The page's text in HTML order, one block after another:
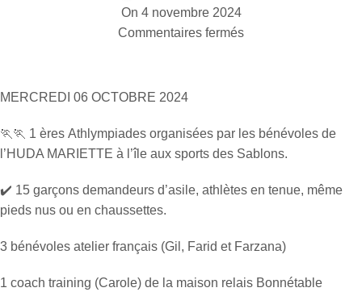
On 4 novembre 2024
Commentaires fermés
MERCREDI 06 OCTOBRE 2024
🏃🏃 1 ères Athlympiades organisées par les bénévoles de
l’HUDA MARIETTE à l’île aux sports des Sablons.
✔️ 15 garçons demandeurs d’asile, athlètes en tenue, même
pieds nus ou en chaussettes.
3 bénévoles atelier français (Gil, Farid et Farzana)
1 coach training (Carole) de la maison relais Bonnétable